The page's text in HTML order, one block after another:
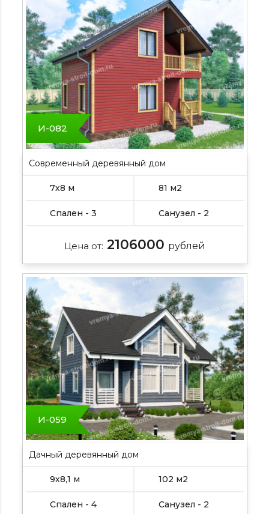
И-082
Современный деревянный дом
7х8 м 81 м2
Спален - 3 Санузел - 2
Цена от: 2106000 рублей
И-059
Дачный деревянный дом
9х8,1 м 102 м2
Спален - 4 Санузел - 2